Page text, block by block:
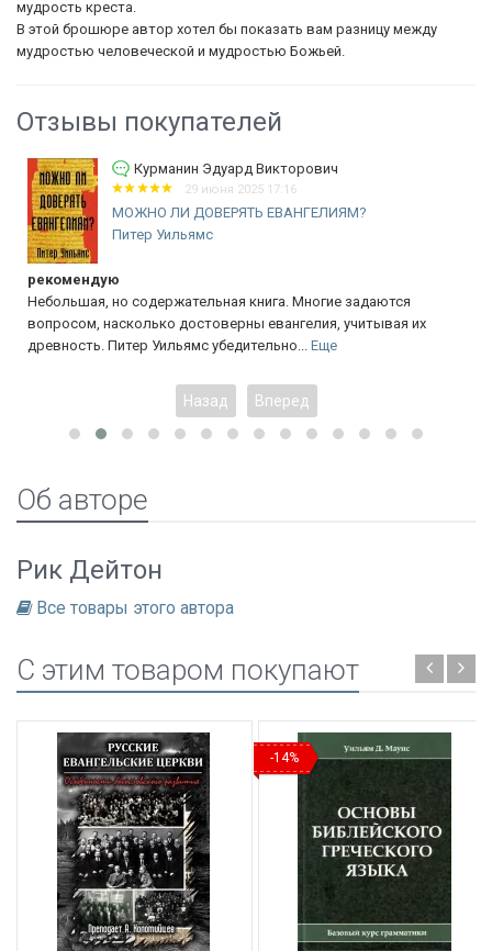
мудрость креста.
В этой брошюре автор хотел бы показать вам разницу между
мудростью человеческой и мудростью Божьей.
Отзывы покупателей
Многие задаются
учитывая их
Еще
Власенко Виталий
Уценка! СМЕРТЬ И
Замечательная книга, как и все книги
идёт комментарий на Страсти и
толкование или духовное значение...
Назад Вперед
Об авторе
Рик Дейтон
Все товары этого автора
C этим товаром покупают
-14%